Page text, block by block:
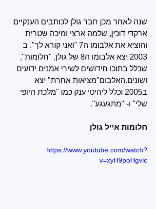
שנה לאחר מכן חבר גולן לכותבים הענקיים
ארקדי דוכין, שלמה ארצי ומיכה שטרית
והוציא את אלבומו ה7 "ואני קורא לך". ב
2003 יצא אלבומו ה8 של גולן, "חלומות",
שכלל בתוכו חידושים לשירי אמנים ידועים
ושונים.האלבום"מציאות אחרת" יצא
ב2005 וכלל ליהיטי ענק כמו "מלכת היופי
שלי" ו- "מתגעגע".
חלומות אייל גולן
https://www.youtube.com/watch?
v=xyH9poHgvlc